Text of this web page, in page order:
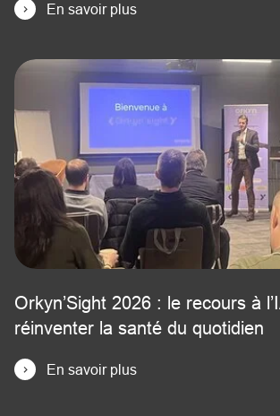
En savoir plus
Orkyn’Sight 2026 : le recours à
réinventer la santé du quotidien
En savoir plus